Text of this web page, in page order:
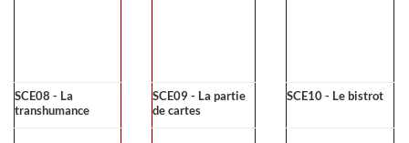
SCE08 - La
transhumance
SCE09 - La partie
de cartes
SCE10 - Le bistrot